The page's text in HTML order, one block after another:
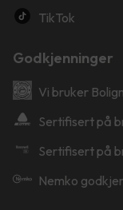
TikTok
Godkjenninger
Vi bruker
Sertifisert på
Sertifisert på
Nemko